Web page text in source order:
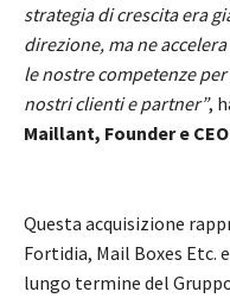
strategia di crescita era
direzione, ma ne
le nostre competenze
nostri clienti e partner”,
Maillant, Founder e
Questa acquisizione
Fortidia, Mail Boxes Etc.
lungo termine del